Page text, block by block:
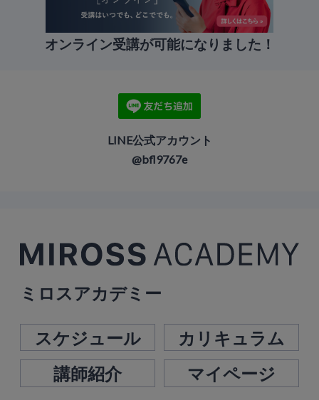
オンライン受講が可能になりました！
LINE公式アカウント
@bfl9767e
ミロスアカデミー
スケジュール
カリキュラム
講師紹介
マイページ